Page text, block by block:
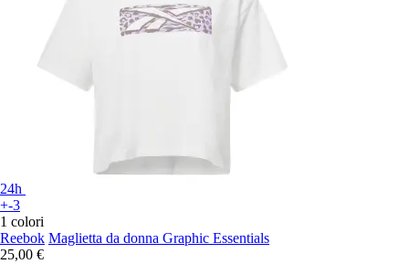
24h
+-3
1 colori
Reebok Maglietta da donna Graphic Essentials
25,00 €